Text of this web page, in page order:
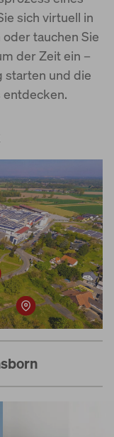
sich virtuell in
tauchen Sie
der Zeit ein –
starten und die
entdecken.